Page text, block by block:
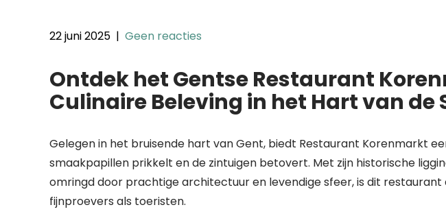
22 juni 2025 | Geen reacties
Ontdek het Gentse Restaurant
Culinaire Beleving in het Hart van de
Gelegen in het bruisende hart van Gent, biedt Restaurant Korenmarkt
smaakpapillen prikkelt en de zintuigen betovert. Met zijn historische
omringd door prachtige architectuur en levendige sfeer, is dit
fijnproevers als toeristen.